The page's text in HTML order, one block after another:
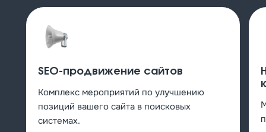
SEO-продвижение сайтов
Комплекс мероприятий по улучшению
позиций вашего сайта в поисковых
системах.